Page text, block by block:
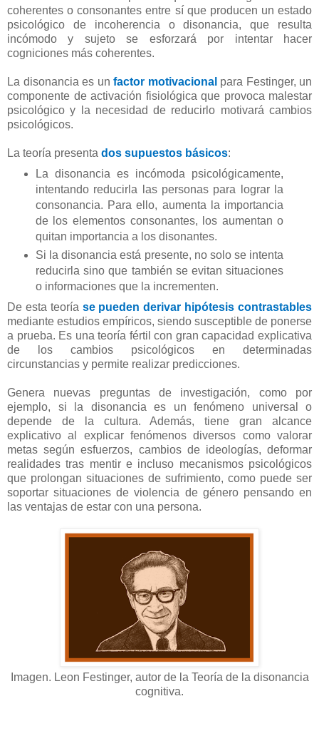
coherentes o consonantes entre sí que producen un estado
psicológico de incoherencia o disonancia, que resulta
incómodo y sujeto se esforzará por intentar hacer
cogniciones más coherentes.
La disonancia es un factor motivacional para Festinger, un
componente de activación fisiológica que provoca malestar
psicológico y la necesidad de reducirlo motivará cambios
psicológicos.
La teoría presenta dos supuestos básicos:
La disonancia es incómoda psicológicamente,
intentando reducirla las personas para lograr la
consonancia. Para ello, aumenta la importancia
de los elementos consonantes, los aumentan o
quitan importancia a los disonantes.
Si la disonancia está presente, no solo se intenta
reducirla sino que también se evitan situaciones
o informaciones que la incrementen.
De esta teoría se pueden derivar hipótesis contrastables
mediante estudios empíricos, siendo susceptible de ponerse
a prueba. Es una teoría fértil con gran capacidad explicativa
de los cambios psicológicos en determinadas
circunstancias y permite realizar predicciones.
Genera nuevas preguntas de investigación, como por
ejemplo, si la disonancia es un fenómeno universal o
depende de la cultura. Además, tiene gran alcance
explicativo al explicar fenómenos diversos como valorar
metas según esfuerzos, cambios de ideologías, deformar
realidades tras mentir e incluso mecanismos psicológicos
que prolongan situaciones de sufrimiento, como puede ser
soportar situaciones de violencia de género pensando en
las ventajas de estar con una persona.
Imagen. Leon Festinger, autor de la Teoría de la disonancia
cognitiva.